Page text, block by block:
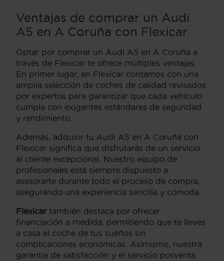
Ventajas de comprar un Audi
A5 en A Coruña con Flexicar
Optar por comprar un Audi A5 en A Coruña a
través de Flexicar te ofrece múltiples ventajas.
En primer lugar, en Flexicar contamos con una
amplia selección de coches de calidad revisados
por expertos para garantizar que cada vehículo
cumpla con exigentes estándares de seguridad
y rendimiento.
Además, adquirir tu Audi A5 en A Coruña con
Flexicar significa que disfrutarás de un servicio
al cliente excepcional. Nuestro equipo de
profesionales está siempre dispuesto a
asesorarte durante todo el proceso de compra,
asegurando una experiencia sencilla y cómoda.
Flexicartambién destaca por ofrecer
financiación a medida, permitiendo que te lleves
a casa el coche de tus sueños sin
complicaciones económicas. Asimismo, nuestra
garantía de satisfacción y el servicio posventa